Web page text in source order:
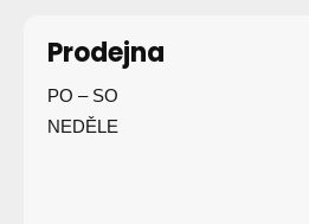
Prodejna
PO – SO
NEDĚLE